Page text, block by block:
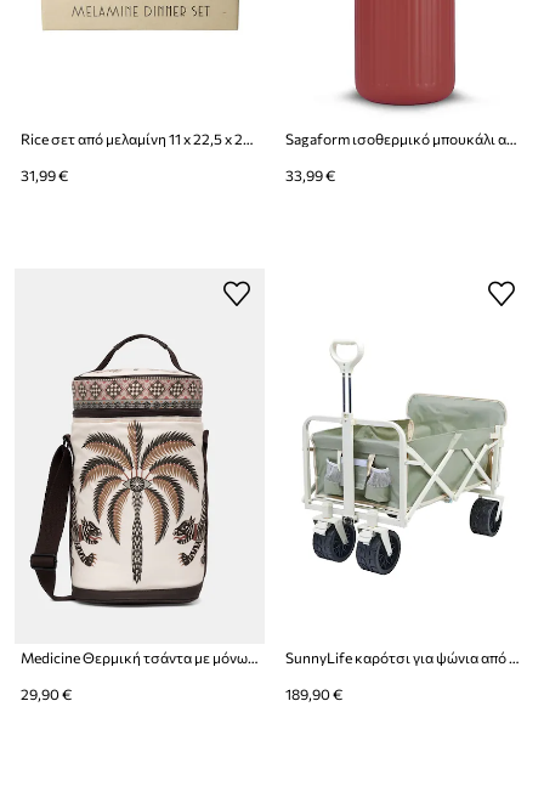
31,99 € 33,99 €
Medicine Θερμική τσάντα με μόνωση βαμβακερή
29,90 €
SunnyLife καρότσι για ψώνια από πλαστικό 93 x 60 x 105 cm
189,90 €